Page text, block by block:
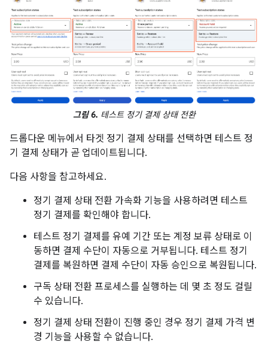
그림 6. 테스트 정기 결제 상태 전환
드롭다운 메뉴에서 타겟 정기 결제 상태를 선택하면 테스트 정
기 결제 상태가 곧 업데이트됩니다.
다음 사항을 참고하세요.
정기 결제 상태 전환 가속화 기능을 사용하려면 테스트
정기 결제를 확인해야 합니다.
테스트 정기 결제를 유예 기간 또는 계정 보류 상태로 이
동하면 결제 수단이 자동으로 거부됩니다. 테스트 정기
결제를 복원하면 결제 수단이 자동 승인으로 복원됩니다.
구독 상태 전환 프로세스를 실행하는 데 몇 초 정도 걸릴
수 있습니다.
정기 결제 상태 전환이 진행 중인 경우 정기 결제 가격 변
경 기능을 사용할 수 없습니다.